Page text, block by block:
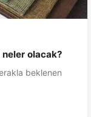
neler olacak?
beklenen